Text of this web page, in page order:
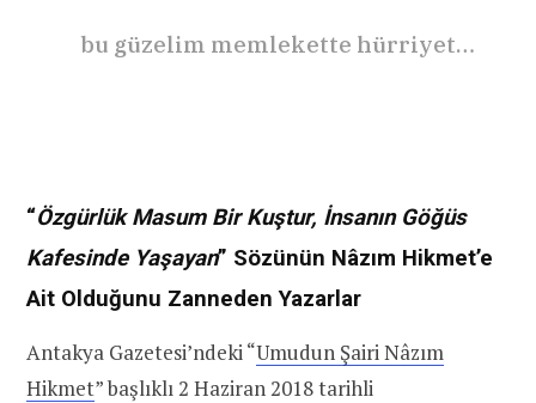
bu güzelim memlekette hürriyet…
“Özgürlük Masum Bir Kuştur, İnsanın Göğüs
Kafesinde Yaşayan” Sözünün Nâzım Hikmet’e
Ait Olduğunu Zanneden Yazarlar
Antakya Gazetesi’ndeki “Umudun Şairi Nâzım
Hikmet” başlıklı 2 Haziran 2018 tarihli